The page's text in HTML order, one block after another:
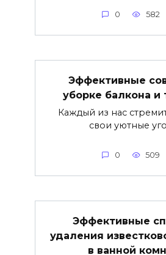
0 582
Эффективные
уборке балкона и
Каждый из нас
свои уютные
0 509
Эффективные
удаления
в ванной